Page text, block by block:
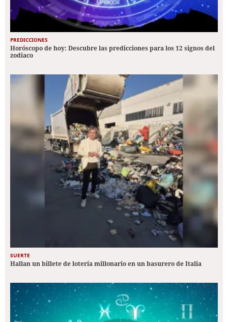
PREDICCIONES
Horóscopo de hoy: Descubre las predicciones para los 12 signos del
zodiaco
SUERTE
Hallan un billete de lotería millonario en un basurero de Italia